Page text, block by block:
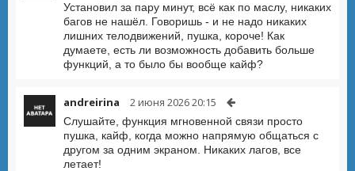
Установил за пару минут, всё как по маслу, никаких
багов не нашёл. Говоришь - и не надо никаких
лишних телодвижений, пушка, короче! Как
думаете, есть ли возможность добавить больше
функций, а то было бы вообще кайф?
andreirina 2 июня 2026 20:15
Слушайте, функция мгновенной связи просто
пушка, кайф, когда можно напрямую общаться с
другом за одним экраном. Никаких лагов, все
летает!